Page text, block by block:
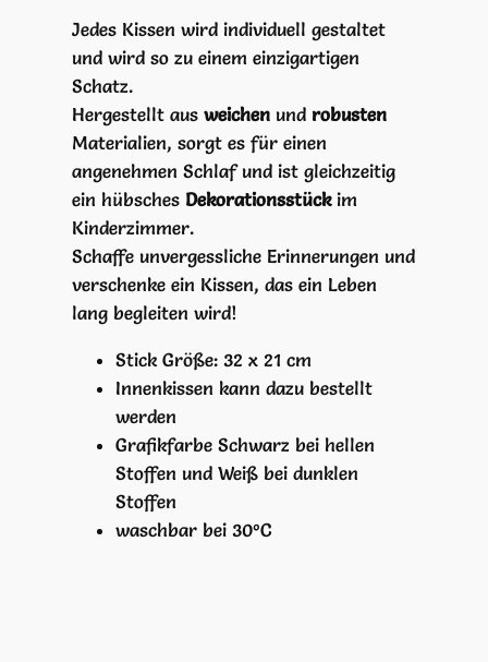
e
M
e
Jedes Kissen wird individuell gestaltet
und wird so zu einem einzigartigen
Schatz.
Hergestellt ausweichen und robusten
Materialien, sorgt es für einen
angenehmen Schlaf und ist gleichzeitig
ein hübsches Dekorationsstückim
Kinderzimmer.
Schaffe unvergessliche Erinnerungen und
verschenke ein Kissen, das ein Leben
lang begleiten wird!
Stick Größe: 32 x 21 cm
Innenkissen kann dazu bestellt
werden
Grafikfarbe Schwarz bei hellen
Stoffen und Weiß bei dunklen
Stoffen
waschbar bei 30°C